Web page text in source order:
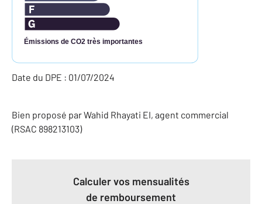
Émissions de CO2 très importantes
Date du DPE : 01/07/2024
Bien proposé parWahid Rhayati EI, agent commercial
(RSAC 898213103)
Calculer vos mensualités
de remboursement